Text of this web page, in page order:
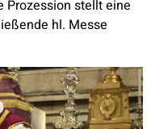
Prozession stellt eine
hl. Messe